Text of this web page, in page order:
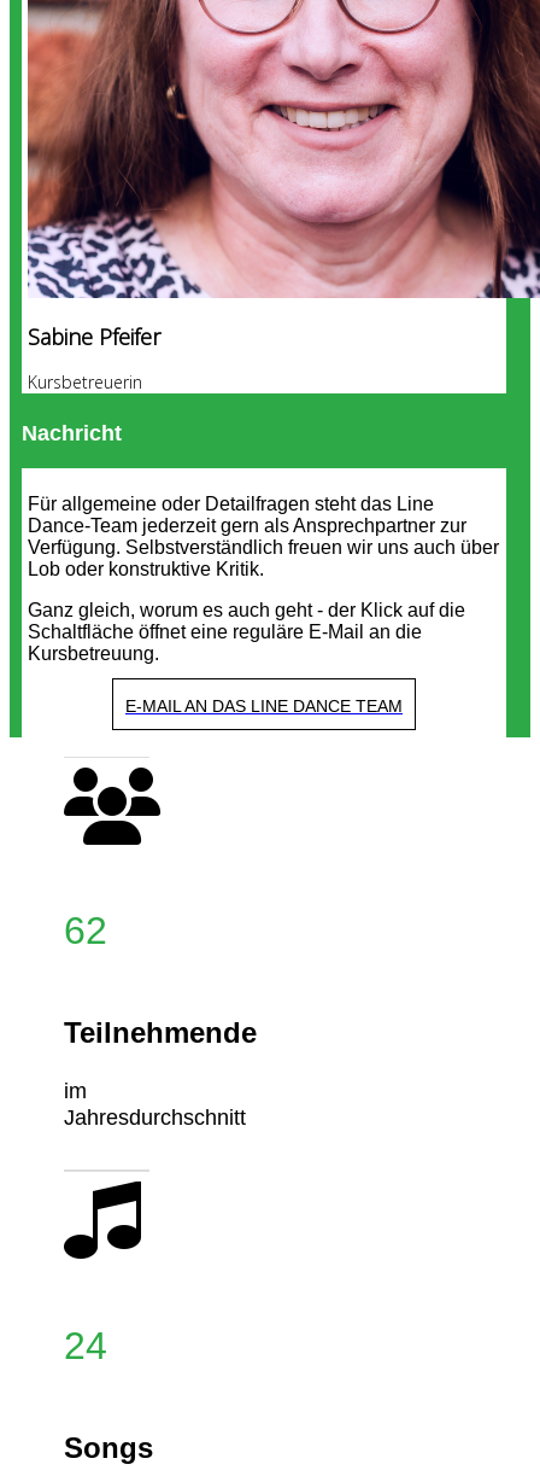
Sabine Pfeifer
Kursbetreuerin
Nachricht
Für allgemeine oder Detailfragen steht das Line
Dance-Team jederzeit gern als Ansprechpartner zur
Verfügung. Selbstverständlich freuen wir uns auch über
Lob oder konstruktive Kritik.
Ganz gleich, worum es auch geht - der Klick auf die
Schaltfläche öffnet eine reguläre E-Mail an die
Kursbetreuung.
E-MAIL AN DAS LINE DANCE TEAM
62
Teilnehmende
im
Jahresdurchschnitt
24
Songs